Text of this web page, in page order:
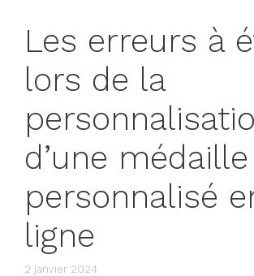
Les erreurs à
lors de la
d’une
personnalisé
ligne
2 janvier 2024